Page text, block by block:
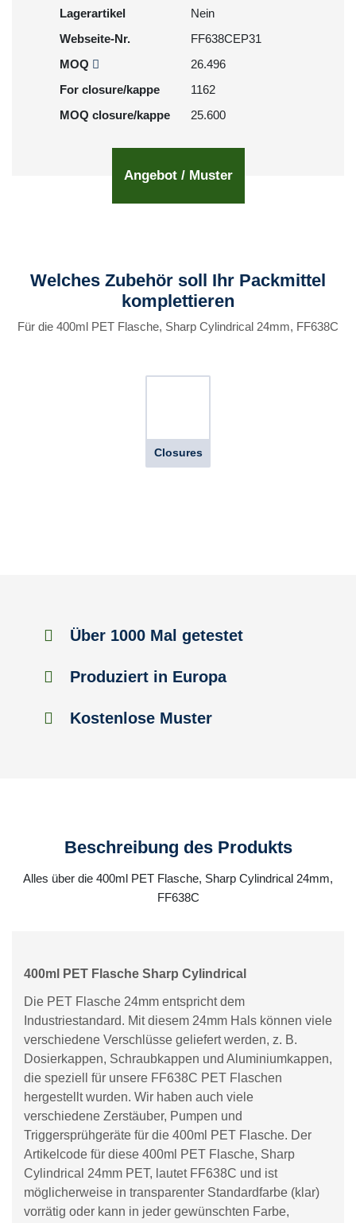
Lagerartikel
Nein
Webseite-Nr.
FF638CEP31
MOQ
26.496
For closure/kappe
1162
MOQ closure/kappe
25.600
Angebot / Muster
Welches Zubehör soll Ihr Packmittel
komplettieren
Für die 400ml PET Flasche, Sharp Cylindrical 24mm, FF638C
Closures
Über 1000 Mal getestet
Produziert in Europa
Kostenlose Muster
Beschreibung des Produkts
Alles über die 400ml PET Flasche, Sharp Cylindrical 24mm,
FF638C
400ml PET Flasche Sharp Cylindrical
Die PET Flasche 24mm entspricht dem
Industriestandard. Mit diesem 24mm Hals können viele
verschiedene Verschlüsse geliefert werden, z. B.
Dosierkappen, Schraubkappen und Aluminiumkappen,
die speziell für unsere FF638C PET Flaschen
hergestellt wurden. Wir haben auch viele
verschiedene Zerstäuber, Pumpen und
Triggersprühgeräte für die 400ml PET Flasche. Der
Artikelcode für diese 400ml PET Flasche, Sharp
Cylindrical 24mm PET, lautet FF638C und ist
möglicherweise in transparenter Standardfarbe (klar)
vorrätig oder kann in jeder gewünschten Farbe,